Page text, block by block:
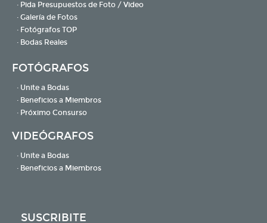
· Pida Presupuestos de Foto / Video
· Galería de Fotos
· Fotógrafos TOP
· Bodas Reales
FOTÓGRAFOS
· Unite a Bodas
· Beneficios a Miembros
· Próximo Consurso
VIDEÓGRAFOS
· Unite a Bodas
· Beneficios a Miembros
SUSCRIBITE